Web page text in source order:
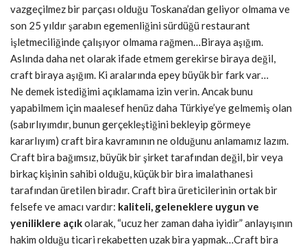
vazgeçilmez bir parçası olduğu Toskana’dan geliyor olmama ve
son 25 yıldır şarabın egemenliğini sürdüğü restaurant
işletmeciliğinde çalışıyor olmama rağmen…Biraya aşığım.
Aslında daha net olarak ifade etmem gerekirse biraya değil,
craft biraya aşığım. Ki aralarında epey büyük bir fark var…
Ne demek istediğimi açıklamama izin verin. Ancak bunu
yapabilmem için maalesef henüz daha Türkiye’ye gelmemiş olan
(sabırlıyımdır, bunun gerçekleştiğini bekleyip görmeye
kararlıyım) craft bira kavramının ne olduğunu anlamamız lazım.
Craft bira bağımsız, büyük bir şirket tarafından değil, bir veya
birkaç kişinin sahibi olduğu, küçük bir bira imalathanesi
tarafından üretilen biradır. Craft bira üreticilerinin ortak bir
felsefe ve amacı vardır: kaliteli, geleneklere uygun ve
yeniliklere açıkolarak, “ucuz her zaman daha iyidir” anlayışının
hakim olduğu ticari rekabetten uzak bira yapmak…Craft bira